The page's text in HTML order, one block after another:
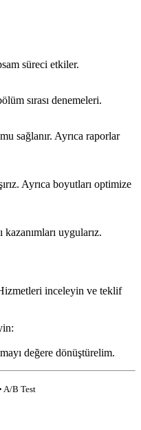
süreci etkiler.
sırası denemeleri.
sağlanır. Ayrıca raporlar
Ayrıca boyutları optimize
uygularız.
inceleyin ve teklif
değere dönüştürelim.
A/B Test